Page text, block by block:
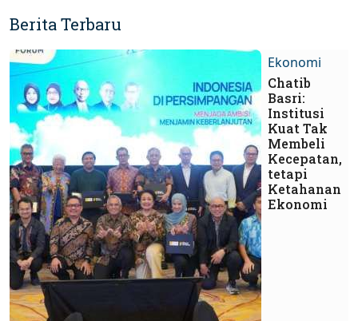
Berita Terbaru
Ekonomi
Chatib
Basri:
Institusi
Kuat Tak
Membeli
Kecepatan,
tetapi
Ketahanan
Ekonomi